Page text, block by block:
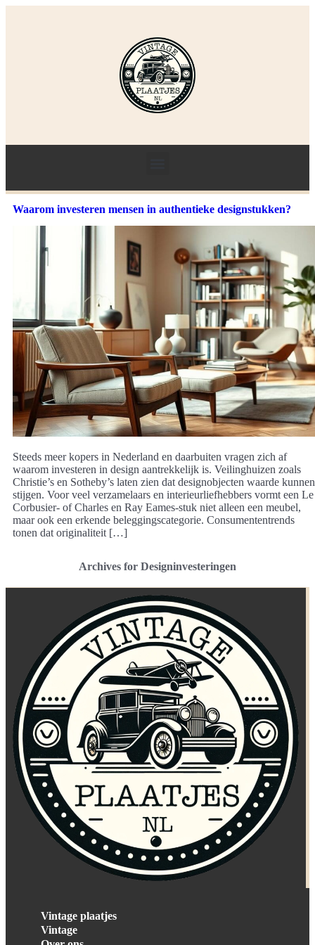
Waarom investeren mensen in authentieke designstukken?
Steeds meer kopers in Nederland en daarbuiten vragen zich af
waarom investeren in design aantrekkelijk is. Veilinghuizen zoals
Christie’s en Sotheby’s laten zien dat designobjecten waarde kunnen
stijgen. Voor veel verzamelaars en interieurliefhebbers vormt een Le
Corbusier- of Charles en Ray Eames-stuk niet alleen een meubel,
maar ook een erkende beleggingscategorie. Consumententrends
tonen dat originaliteit […]
Archives for Designinvesteringen
Vintage plaatjes
Vintage